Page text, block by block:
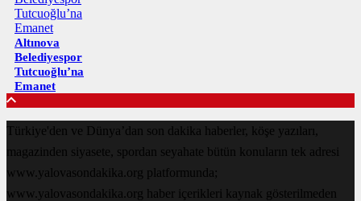
Altınova
Belediyespor
Tutcuoğlu’na
Emanet
Türkiye'den ve Dünya’dan son dakika haberler, köşe yazıları,
magazinden siyasete, spordan seyahate bütün konuların tek adresi
www.yalovasondakika.org platformunda;
www.yalovasondakika.org haber içerikleri kaynak gösterilmeden